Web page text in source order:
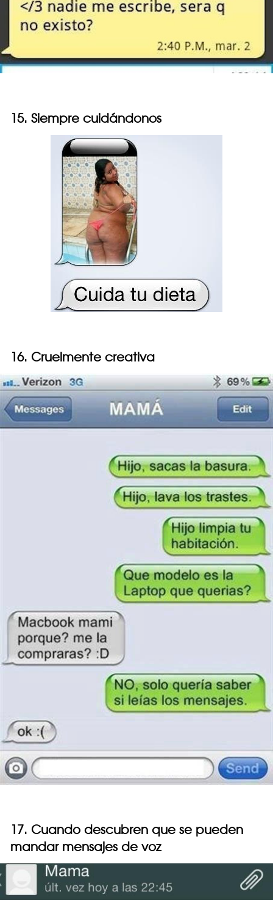
15. Siempre cuidándonos
16. Cruelmente creativa
17. Cuando descubren que se pueden
mandar mensajes de voz